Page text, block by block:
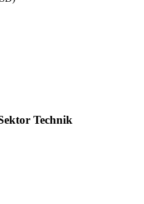
Technik